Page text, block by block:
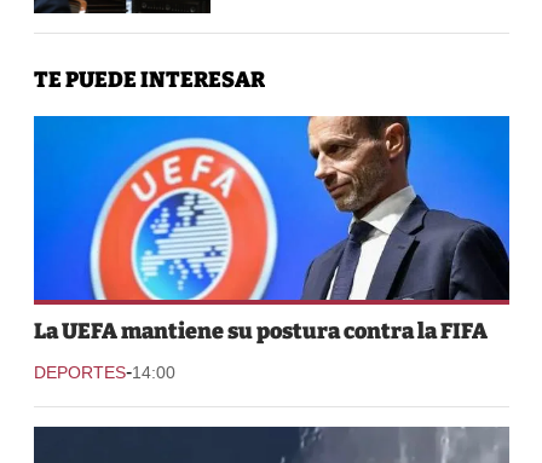
TE PUEDE INTERESAR
La UEFA mantiene su postura contra la FIFA
DEPORTES-14:00